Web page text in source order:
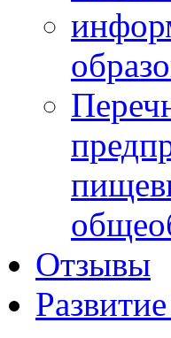
Отзывы